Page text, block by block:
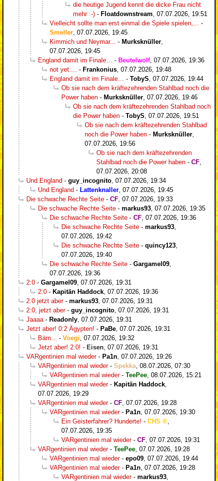
die heutige Jugend kennt die dicke Frau nicht
mehr :-) - Floatdownstream 07.07.2026, 19:51
Vielleicht sollte man erst einmal die Spiele spielen,...
-
Smeller 07.07.2026, 19:45
Kimmich und Neymar...
- Murksknüller
07.07.2026, 19:45
England damit im Finale…
- Beutelwolf, 07.07.2026, 19:36
not yet....
- Frankonius 07.07.2026, 19:48
England damit im Finale…
- TobyS 07.07.2026, 19:44
Ob sie nach dem kräftezehrenden Stahlbad noch die
Power haben - Murksknüller 07.07.2026, 19:46
Ob sie nach dem kräftezehrenden Stahlbad noch
die Power haben - TobyS 07.07.2026, 19:51
Ob sie nach dem kräftezehrenden Stahlbad
noch die Power haben - Murksknüller
07.07.2026, 19:56
Ob sie nach dem kräftezehrenden
Stahlbad noch die Power haben - CF
07.07.2026, 20:08
Und England - guy_incognito 07.07.2026, 19:34
Und England - Lattenknaller 07.07.2026, 19:45
Die schwache Rechte Seite - CF 07.07.2026, 19:33
Die schwache Rechte Seite - markus93 07.07.2026, 19:35
Die schwache Rechte Seite - CF 07.07.2026, 19:36
Die schwache Rechte Seite - markus93
07.07.2026, 19:42
Die schwache Rechte Seite - quincy123
07.07.2026, 19:40
Die schwache Rechte Seite - Gargamel09
07.07.2026, 19:36
2:0 - Gargamel09 07.07.2026, 19:31
2:0 - Kapitän Haddock 07.07.2026, 19:36
2:0 jetzt aber- markus93 07.07.2026, 19:31
2:0, jetzt aber- guy_incognito 07.07.2026, 19:31
Jaaaa - Readonly 07.07.2026, 19:31
Jetzt aber! 0:2 Ägypten! - PaBe 07.07.2026, 19:31
Bäm...
- Voegi 07.07.2026, 19:32
Jetzt aber! 2:0! - Eisen 07.07.2026, 19:31
VARgentinien mal wieder- Pa1n 07.07.2026, 19:26
VARgentinien mal wieder- Spekka 08.07.2026, 07:30
VARgentinien mal wieder- TeePee 08.07.2026, 15:21
VARgentinien mal wieder- Kapitän Haddock
07.07.2026, 19:29
VARgentinien mal wieder- CF 07.07.2026, 19:28
VARgentinien mal wieder- Pa1n 07.07.2026, 19:30
Ein Geisterfahrer? Hunderte! - CHS
07.07.2026, 19:35
VARgentinien mal wieder- CF 07.07.2026, 19:31
VARgentinien mal wieder- TeePee 07.07.2026, 19:28
VARgentinien mal wieder- epo09 07.07.2026, 19:44
VARgentinien mal wieder- Pa1n 07.07.2026, 19:28
VARgentinien mal wieder- markus93